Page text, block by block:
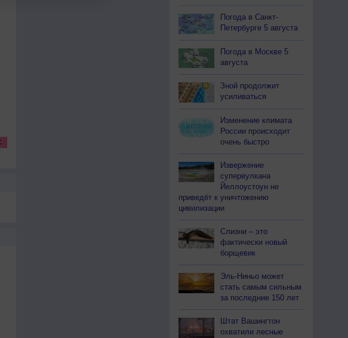
Погода в Санкт-
Петербурге 5 августа
Погода в Москве 5
августа
Зной продолжит
усиливаться
Изменение климата
России происходит
очень быстро
Извержение
супервулкана
Йеллоустоун не
приведёт к уничтожению
цивилизации
Слизни – это
фактически новый
борщевик
Эль-Ниньо может
стать самым сильным
за последние 150 лет
Штат Вашингтон
охватили лесные